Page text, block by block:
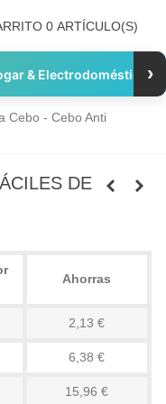
0 ARTÍCULO(S)
& Electrodomésticos
›
Cebo - Cebo Anti
DE
Ahorras
2,13 €
6,38 €
15,96 €